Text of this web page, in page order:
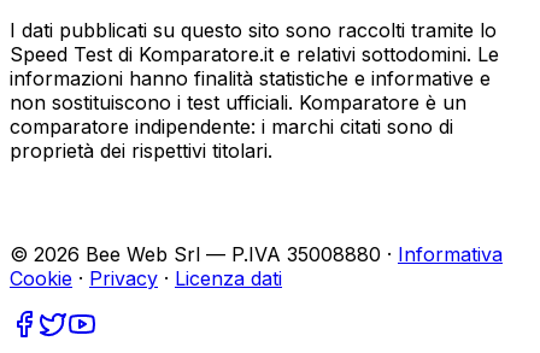
I dati pubblicati su questo sito sono raccolti tramite lo
Speed Test di Komparatore.it e relativi sottodomini. Le
informazioni hanno finalità statistiche e informative e
non sostituiscono i test ufficiali. Komparatore è un
comparatore indipendente: i marchi citati sono di
proprietà dei rispettivi titolari.
© 2026 Bee Web Srl — P.IVA 35008880 · Informativa
Cookie · Privacy · Licenza dati